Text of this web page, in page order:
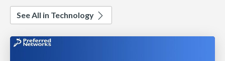
See All in Technology